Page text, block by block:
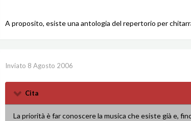
A proposito, esiste una antologia del repertorio per
Inviato 8 Agosto 2006
Cita
La priorità è far conoscere la musica che esiste già e,